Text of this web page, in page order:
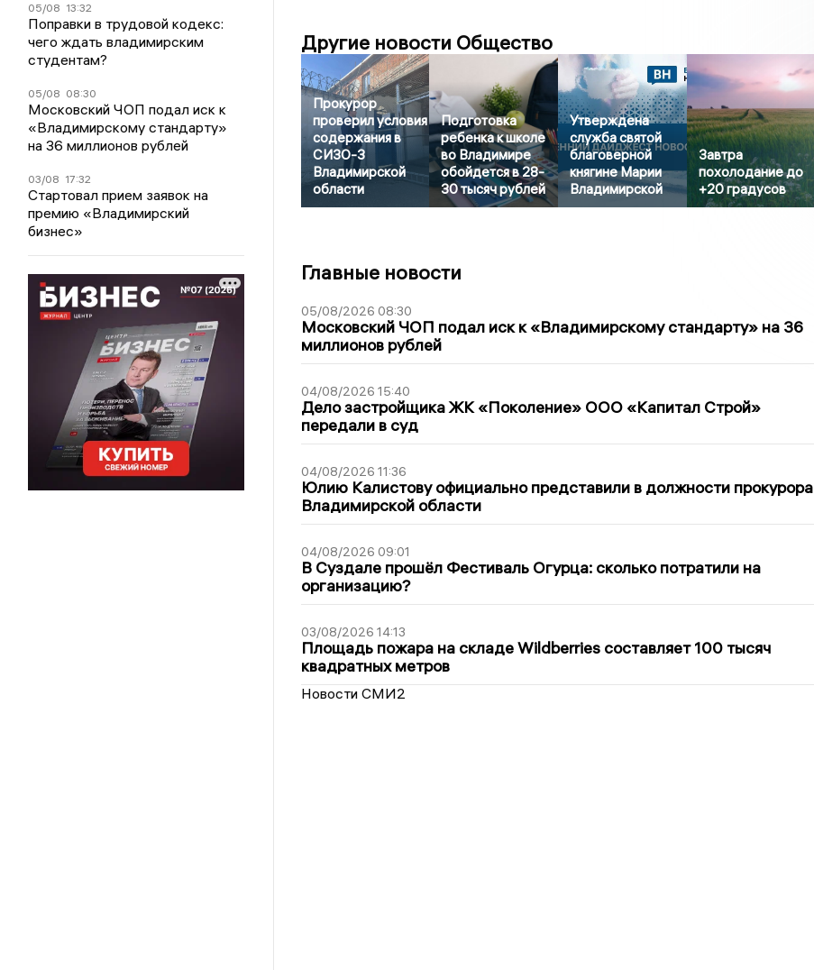
05/08 13:32
Поправки в трудовой кодекс:
чего ждать владимирским
студентам?
05/08 08:30
Московский ЧОП подал иск к
«Владимирскому стандарту»
на 36 миллионов рублей
03/08 17:32
Стартовал прием заявок на
премию «Владимирский
бизнес»
Другие новости Общество
Прокурор
проверил условия
содержания в
СИЗО-3
Владимирской
области
Подготовка
ребенка к школе
во Владимире
обойдется в 28-
30 тысяч рублей
Утверждена
служба святой
благоверной
княгине Марии
Владимирской
Завтра
похолодание до
+20 градусов
Главные новости
05/08/2026 08:30
Московский ЧОП подал иск к «Владимирскому стандарту» на 36
миллионов рублей
04/08/2026 15:40
Дело застройщика ЖК «Поколение» ООО «Капитал Строй»
передали в суд
04/08/2026 11:36
Юлию Калистову официально представили в должности прокурора
Владимирской области
04/08/2026 09:01
В Суздале прошёл Фестиваль Огурца: сколько потратили на
организацию?
03/08/2026 14:13
Площадь пожара на складе Wildberries составляет 100 тысяч
квадратных метров
Новости СМИ2